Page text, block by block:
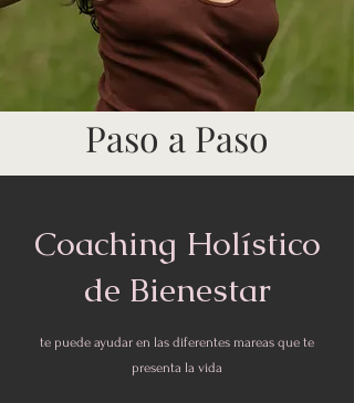
Paso a Paso
Coaching Holístico
de Bienestar
te puede ayudar en las diferentes mareas que te
presenta la vida